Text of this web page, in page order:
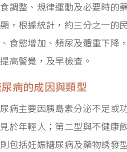
調整、規律運動及必要時的
，根據統計，約三分之一的
食慾增加、頻尿及體重下降
高警覺，及早檢查。
病的成因與類型
病主要因胰島素分泌不足或
於年輕人；第二型與不健康
包括妊娠糖尿病及藥物誘發